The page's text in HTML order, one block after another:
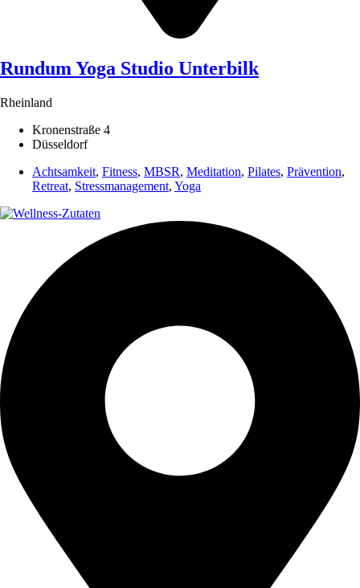
Rundum Yoga Studio Unterbilk
Rheinland
Kronenstraße 4
Düsseldorf
Achtsamkeit, Fitness, MBSR, Meditation, Pilates, Prävention,
Retreat, Stressmanagement, Yoga